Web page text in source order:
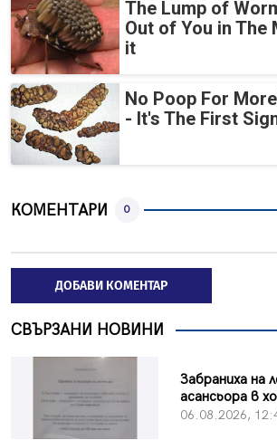
The Lump of
Out of You in The
it
No Poop For
- It's The First
КОМЕНТАРИ 0
ДОБАВИ КОМЕНТАР
СВЪРЗАНИ НОВИНИ
Забраниха на
асансьора в
06.08.2026,